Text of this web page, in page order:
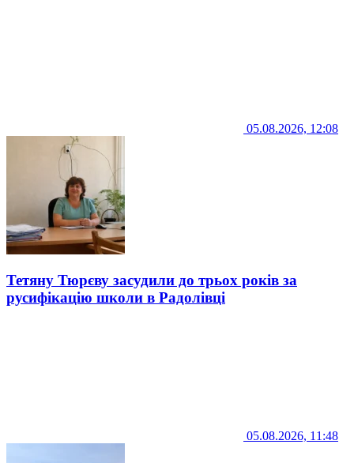
05.08.2026, 12:08
Тетяну Тюрєву засудили до трьох років за
русифікацію школи в Радолівці
05.08.2026, 11:48